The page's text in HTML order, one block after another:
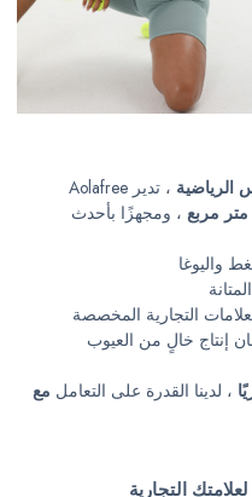
الرياضية ، تدير Aolafree
، ومجهزًا بأحدث
واليوغا
التجارية المخصصة
إنتاج خالٍ من العيوب
، لدينا القدرة على التعامل مع